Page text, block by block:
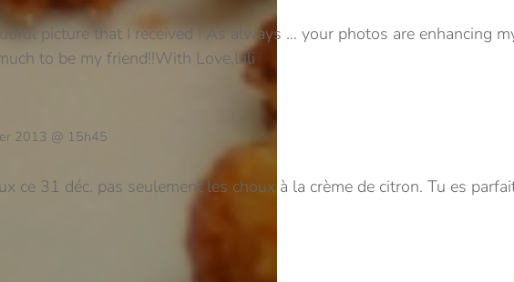
picture that I received ! As always … your photos are enhancing
to be my friend!!With Love,Lili
2013 @ 15h45
ce 31 déc. pas seulement les choux à la crème de citron. Tu es